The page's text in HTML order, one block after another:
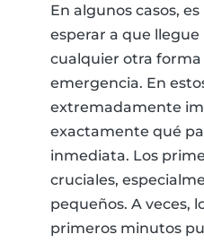
En algunos casos,
esperar a que
cualquier otra
emergencia. En
extremadamente
exactamente qué
inmediata. Los
cruciales,
pequeños. A veces,
primeros minutos